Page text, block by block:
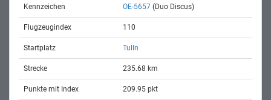
Kennzeichen OE-5657 (Duo Discus)
Flugzeugindex 110
Startplatz Tulln
Strecke 235.68 km
Punkte mit Index 209.95 pkt